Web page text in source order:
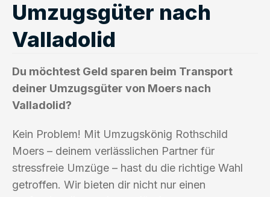
Umzugsgüter nach
Valladolid
Du möchtest Geld sparen beim Transport
deiner Umzugsgüter von Moers nach
Valladolid?
Kein Problem! Mit Umzugskönig Rothschild
Moers – deinem verlässlichen Partner für
stressfreie Umzüge – hast du die richtige Wahl
getroffen. Wir bieten dir nicht nur einen